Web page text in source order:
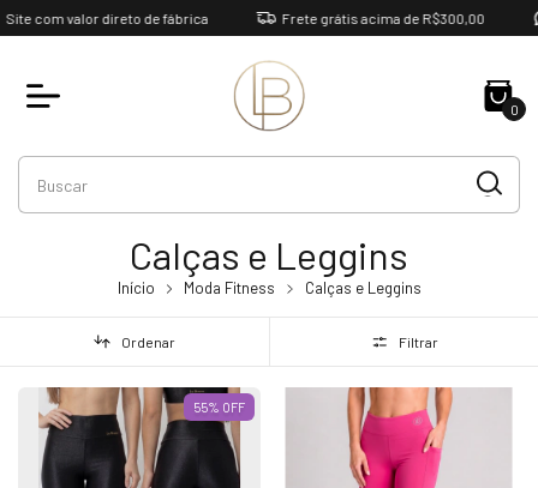
valor direto de fábrica Frete grátis acima de R$300,00
0
Calças e Leggins
Início Moda Fitness Calças e Leggins
Ordenar Filtrar
55% OFF